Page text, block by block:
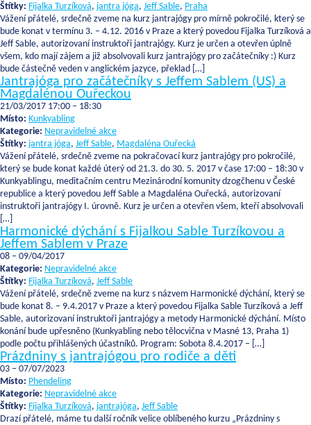
Štítky: Fijalka Turzíková, jantra jóga, Jeff Sable, Praha
Vážení přátelé, srdečně zveme na kurz jantrajógy pro mírně pokročilé, který se
bude konat v termínu 3. – 4.12. 2016 v Praze a který povedou Fijalka Turzíková a
Jeff Sable, autorizovaní instruktoři jantrajógy. Kurz je určen a otevřen úplně
všem, kdo mají zájem a již absolvovali kurz jantrajógy pro začátečníky :) Kurz
bude částečně veden v anglickém jazyce, překlad […]
Jantrajóga pro začátečníky s Jeffem Sablem (US) a
Magdalénou Ouřeckou
21/03/2017 17:00 – 18:30
Místo: Kunkyabling
Kategorie: Nepravidelné akce
Štítky: jantra jóga, Jeff Sable, Magdaléna Ouřecká
Vážení přátelé, srdečně zveme na pokračovací kurz jantrajógy pro pokročilé,
který se bude konat každé úterý od 21.3. do 30. 5. 2017 v čase 17:00 – 18:30 v
Kunkyablingu, meditačním centru Mezinárodní komunity dzogčhenu v České
republice a který povedou Jeff Sable a Magdaléna Ouřecká, autorizovaní
instruktoři jantrajógy I. úrovně. Kurz je určen a otevřen všem, kteří absolvovali
[…]
Harmonické dýchání s Fijalkou Sable Turzíkovou a
Jeffem Sablem v Praze
08 – 09/04/2017
Kategorie: Nepravidelné akce
Štítky: Fijalka Turzíková, Jeff Sable
Vážení přátelé, srdečně zveme na kurz s názvem Harmonické dýchání, který se
bude konat 8. – 9.4.2017 v Praze a který povedou Fijalka Sable Turzíková a Jeff
Sable, autorizovaní instruktoři jantrajógy a metody Harmonické dýchání. Místo
konání bude upřesněno (Kunkyabling nebo tělocvična v Masné 13, Praha 1)
podle počtu přihlášených účastníků. Program: Sobota 8.4.2017 – […]
Prázdniny s jantrajógou pro rodiče a děti
03 – 07/07/2023
Místo: Phendeling
Kategorie: Nepravidelné akce
Štítky: Fijalka Turzíková, jantrajóga, Jeff Sable
Drazí přátelé, máme tu další ročník velice oblíbeného kurzu „Prázdniny s